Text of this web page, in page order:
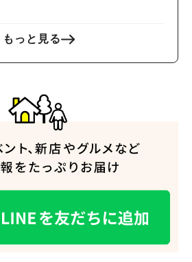
もっと見る